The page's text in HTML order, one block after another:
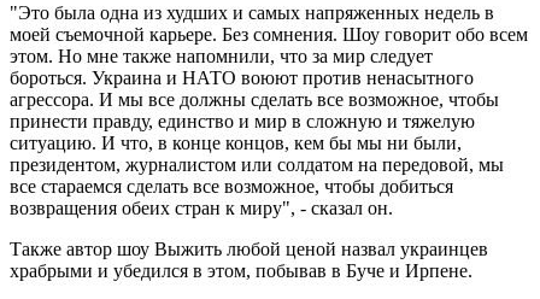
"Это была одна из худших и самых напряженных недель в
моей съемочной карьере. Без сомнения. Шоу говорит обо всем
этом. Но мне также напомнили, что за мир следует
бороться. Украина и НАТО воюют против ненасытного
агрессора. И мы все должны сделать все возможное, чтобы
принести правду, единство и мир в сложную и тяжелую
ситуацию. И что, в конце концов, кем бы мы ни были,
президентом, журналистом или солдатом на передовой, мы
все стараемся сделать все возможное, чтобы добиться
возвращения обеих стран к миру", - сказал он.
Также автор шоу Выжить любой ценой назвал украинцев
храбрыми и убедился в этом, побывав в Буче и Ирпене.